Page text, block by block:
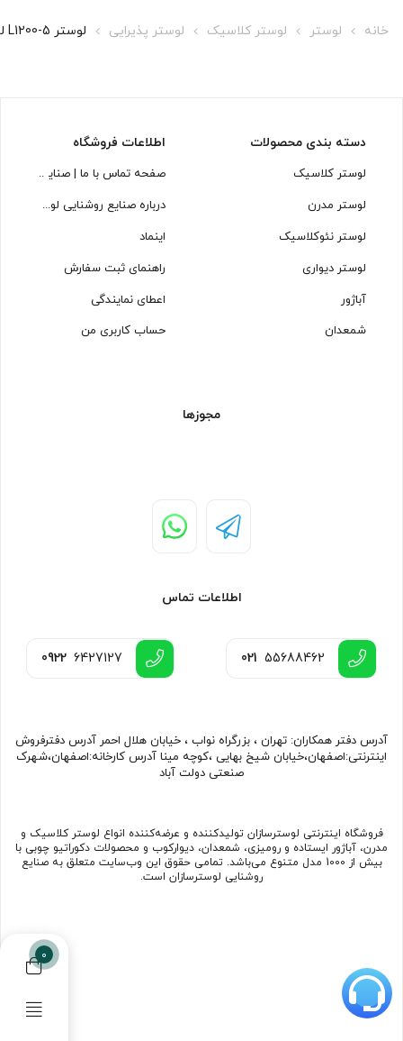
خانه لوستر لوستر کلاسیک لوستر پذیرایی لوستر L1200-5 لوسترسازان
0
دسته بندی محصولات
لوستر کلاسیک
لوستر مدرن
لوستر نئوکلاسیک
لوستر دیواری
آباژور
شمعدان
اطلاعات فروشگاه
صفحه تماس با ما | صنایع
درباره صنایع روشنایی لوسترسازان
اینماد
راهنمای ثبت سفارش
اعطای نمایندگی
حساب کاربری من
مجوزها
اطلاعات تماس
021 55688462
0922 6427127
آدرس دفتر همکاران: تهران ، بزرگراه نواب ، خیابان هلال احمر آدرس دفترفروش
اینترنتی:اصفهان،خیابان شیخ بهایی ،کوچه مینا آدرس کارخانه:اصفهان،شهرک
صنعتی دولت آباد
فروشگاه اینترنتی لوسترسازان تولیدکننده و عرضه‌کننده انواع لوستر کلاسیک و
مدرن، آباژور ایستاده و رومیزی، شمعدان، دیوارکوب و محصولات دکوراتیو چوبی با
بیش از 1000 مدل متنوع می‌باشد. تمامی حقوق این وب‌سایت متعلق به صنایع
روشنایی لوسترسازان است.